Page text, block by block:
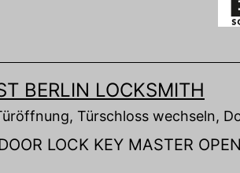
BERLIN LOCKSMITH
Türschloss wechseln,
LOCK KEY MASTER